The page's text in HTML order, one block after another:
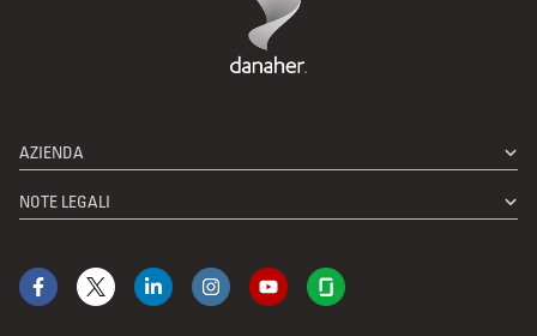
AZIENDA
NOTE LEGALI
Facebook
X LinkedInInstagramYouTubeGlassdoor